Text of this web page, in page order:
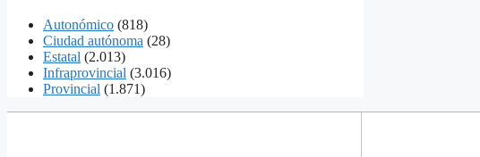
Autonómico (818)
Ciudad autónoma (28)
Estatal (2.013)
Infraprovincial (3.016)
Provincial (1.871)